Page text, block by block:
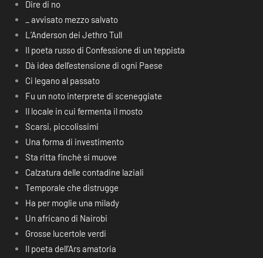
Dire di no
_ avvisato mezzo salvato
L’Anderson dei Jethro Tull
Il poeta russo di Confessione di un teppista
Dà idea dell’estensione di ogni Paese
Ci legano al passato
Fu un noto interprete di sceneggiate
Il locale in cui fermenta il mosto
Scarsi, piccolissimi
Una forma di investimento
Sta ritta finchè si muove
Calzatura delle contadine laziali
Temporale che distrugge
Ha per moglie una milady
Un africano di Nairobi
Grosse lucertole verdi
Il poeta dell’Ars amatoria